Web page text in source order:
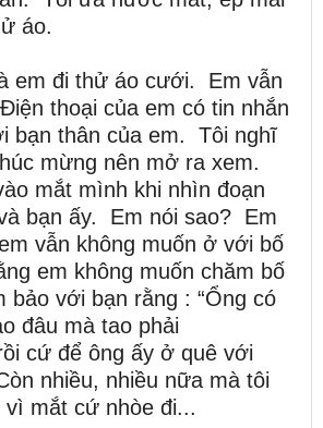
áo.
em đi thử áo cưới. Em vẫn
thoại của em có tin nhắn
bạn thân của em. Tôi nghĩ
mừng nên mở ra xem.
mắt mình khi nhìn đoạn
bạn ấy. Em nói sao? Em
vẫn không muốn ở với bố
em không muốn chăm bố
với bạn rằng : “Ổng có
đâu mà tao phải
cứ để ông ấy ở quê với
nhiều, nhiều nữa mà tôi
vì mắt cứ nhòe đi...